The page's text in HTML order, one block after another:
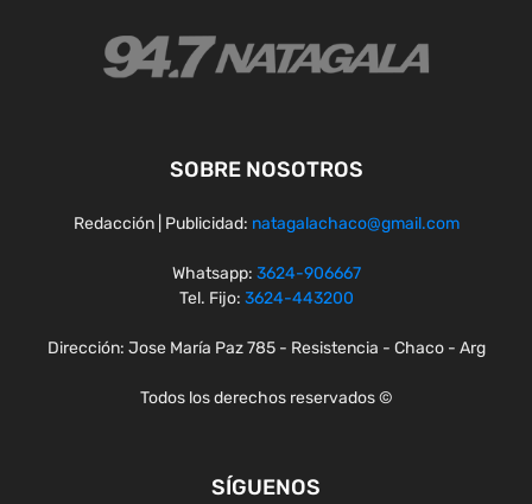
SOBRE NOSOTROS
Redacción | Publicidad: natagalachaco@gmail.com
Whatsapp: 3624-906667
Tel. Fijo: 3624-443200
Dirección: Jose María Paz 785 - Resistencia - Chaco - Arg
Todos los derechos reservados ©
SÍGUENOS